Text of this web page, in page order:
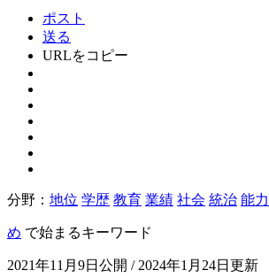
ポスト
送る
URLをコピー
分野： 地位 学歴 教育 業績 社会 統治 能力
め で始まるキーワード
2021年11月9日公開 / 2024年1月24日更新